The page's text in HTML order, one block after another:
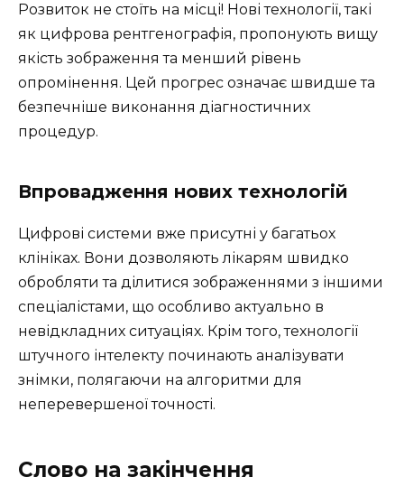
Розвиток не стоїть на місці! Нові технології, такі
як цифрова рентгенографія, пропонують вищу
якість зображення та менший рівень
опромінення. Цей прогрес означає швидше та
безпечніше виконання діагностичних
процедур.
Впровадження нових технологій
Цифрові системи вже присутні у багатьох
клініках. Вони дозволяють лікарям швидко
обробляти та ділитися зображеннями з іншими
спеціалістами, що особливо актуально в
невідкладних ситуаціях. Крім того, технології
штучного інтелекту починають аналізувати
знімки, полягаючи на алгоритми для
неперевершеної точності.
Слово на закінчення